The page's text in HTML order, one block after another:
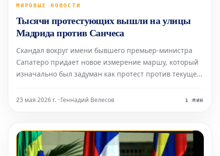
МИРОВЫЕ НОВОСТИ
Тысячи протестующих вышли на улицы
Мадрида против Санчеса
Скандал вокруг имени бывшего премьер-министра
Сапатеро придает новое измерение маршу, который
изначально был задуман как протест против текущей
расширяется до критики "сапатеризма" и социализма
23 мая 2026 г. · Геннадий Велесов 1 МИН